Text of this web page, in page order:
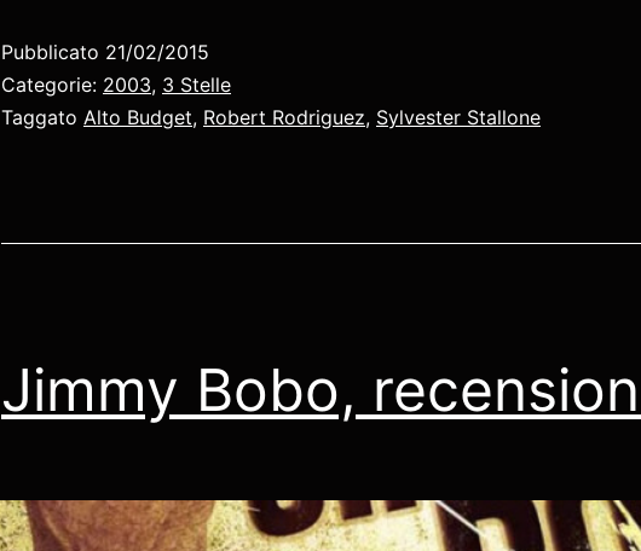
Missione
3D
Over,
Pubblicato 21/02/2015
Categorie: 2003, 3 Stelle
Taggato Alto Budget, Robert Rodriguez, Sylvester Stallone
Jimmy Bobo,